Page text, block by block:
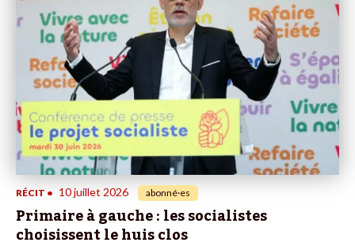
RÉCIT • 10 juillet 2026 abonné·es
Primaire à gauche : les socialistes
choisissent le huis clos